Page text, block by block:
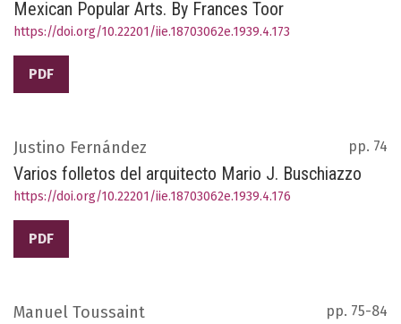
Mexican Popular Arts. By Frances Toor
https://doi.org/10.22201/iie.18703062e.1939.4.173
PDF
Justino Fernández pp. 74
Varios folletos del arquitecto Mario J. Buschiazzo
https://doi.org/10.22201/iie.18703062e.1939.4.176
PDF
Manuel Toussaint pp. 75-84